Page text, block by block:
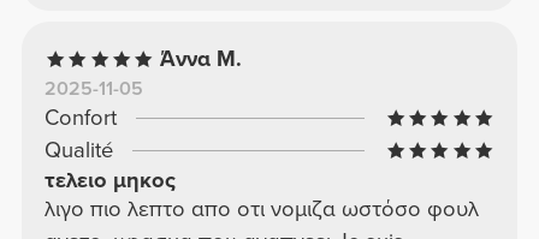
Άννα Μ.
2025-11-05
Confort
Qualité
τελειο μηκος
λιγο πιο λεπτο απο οτι νομιζα ωστόσο φουλ